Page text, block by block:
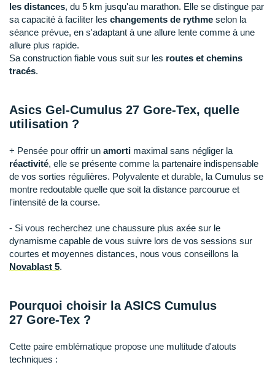
les distances, du 5 km jusqu'au marathon. Elle se distingue par
sa capacité à faciliter les changements de rythme selon la
séance prévue, en s'adaptant à une allure lente comme à une
allure plus rapide.
Sa construction fiable vous suit sur les routes et chemins
tracés.
Asics Gel-Cumulus 27 Gore-Tex, quelle
utilisation ?
+ Pensée pour offrir un amorti maximal sans négliger la
réactivité, elle se présente comme la partenaire indispensable
de vos sorties régulières. Polyvalente et durable, la Cumulus se
montre redoutable quelle que soit la distance parcourue et
l'intensité de la course.
- Si vous recherchez une chaussure plus axée sur le
dynamisme capable de vous suivre lors de vos sessions sur
courtes et moyennes distances, nous vous conseillons la
Novablast 5.
Pourquoi choisir la ASICS Cumulus
27 Gore-Tex ?
Cette paire emblématique propose une multitude d'atouts
techniques :
Reebok
Salomon
Saucony
Scarpa
Shokz
Sidas
Speedo
Suunto
The North Face
Under Armour